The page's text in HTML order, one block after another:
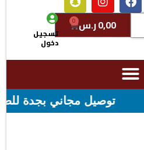
0,00ر.س 0
تسجيل
دخول
توصيل مجاني بجدة للطلبات فوق قيمه ال ١٠٠ ريال - شحن